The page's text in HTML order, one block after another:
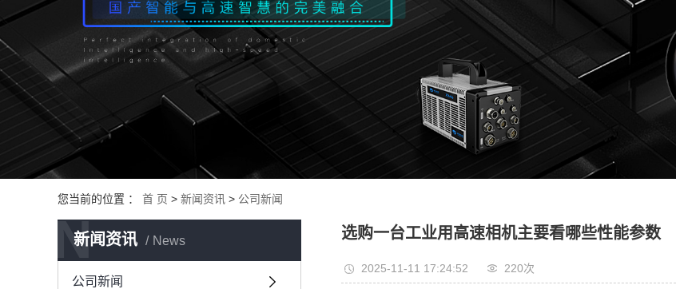
您当前的位置 ： 首 页 > 新闻资讯 > 公司新闻
新闻资讯 News
N
公司新闻
选购一台工业用高速相机主要看哪些性能参数
2025-11-11 17:24:52 220次